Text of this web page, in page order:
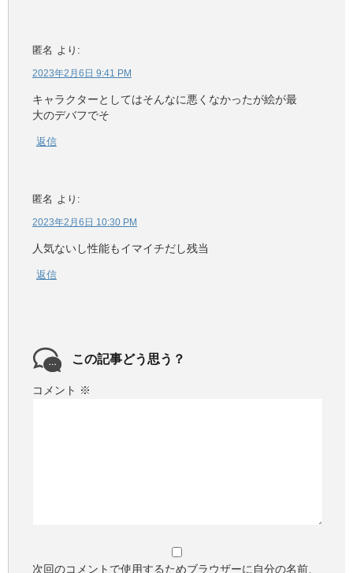
匿名 より:
2023年2月6日 9:41 PM
キャラクターとしてはそんなに悪くなかったが絵が最
大のデバフでそ
返信
匿名 より:
2023年2月6日 10:30 PM
人気ないし性能もイマイチだし残当
返信
この記事どう思う？
コメント ※
次回のコメントで使用するためブラウザーに自分の名前、